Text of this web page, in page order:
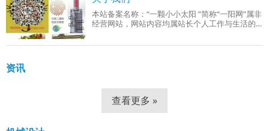
本站备案名称：“一颗小小太阳 ”简称“一阳网”属非
经营网站，网站内容均属站长个人工作与生活的
制、网站组建等。
资讯
查看更多 »